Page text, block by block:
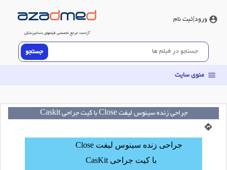
account_circle ورود|ثبت نام
آزادمد؛ مرجع تخصصی فیلم‎‏های دندانپزشکی
menu منوی سایت
جراحی زنده سینوس لیفت Close با کیت جراحی Caskit
directions